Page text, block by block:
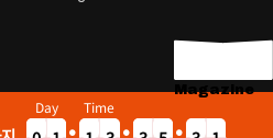
Day Time
Magazine